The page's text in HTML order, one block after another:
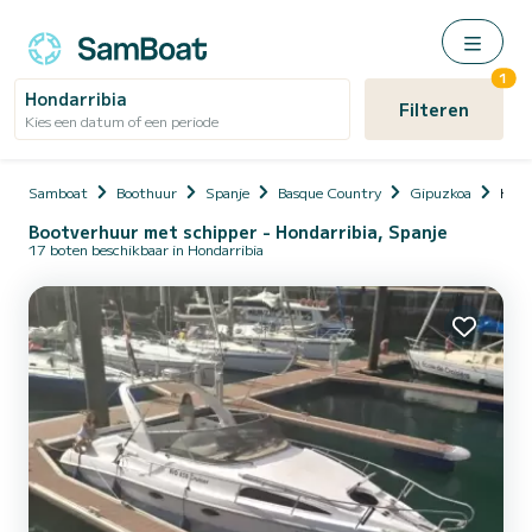
Hondarribia
Kies een datum of een periode Filteren
1
Samboat Boothuur Spanje Basque Country Gipuzkoa
Bootverhuur met schipper - Hondarribia, Spanje
17 boten beschikbaar in Hondarribia